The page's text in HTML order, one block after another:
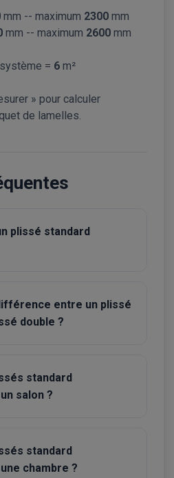
mm -- maximum 2300 mm
mm -- maximum 2600 mm
= 6 m²
» pour calculer
de lamelles.
plissé standard
entre un plissé
double ?
standard
salon ?
standard
chambre ?